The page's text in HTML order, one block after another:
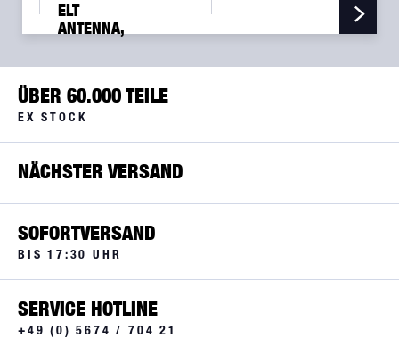
ELT
ANTENNA,
TYPE
ÜBER 60.000 TEILE
EX STOCK
NÄCHSTER VERSAND
SOFORTVERSAND
BIS 17:30 UHR
SERVICE HOTLINE
+49 (0) 5674 / 704 21